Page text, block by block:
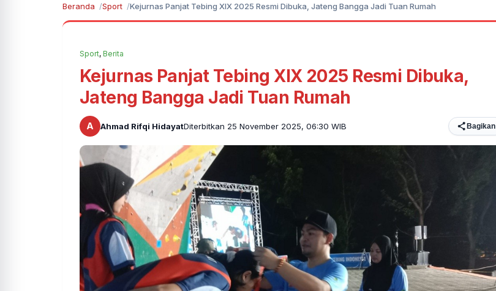
Beranda Sport Kejurnas Panjat Tebing XIX 2025 Resmi Dibuka, Jateng Bangga Jadi Tuan Rumah
Sport, Berita
Kejurnas Panjat Tebing XIX 2025 Resmi Dibuka,
Jateng Bangga Jadi Tuan Rumah
A Ahmad Rifqi HidayatDiterbitkan 25 November 2025, 06:30 WIB Bagikan